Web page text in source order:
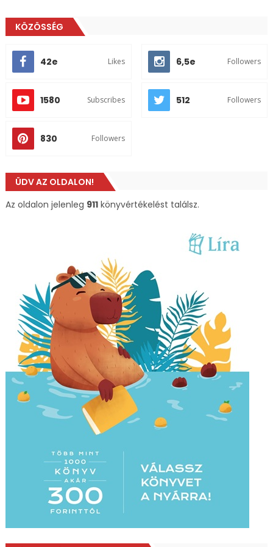
KÖZÖSSÉG
42e Likes 6,5e Followers
1580 Subscribes 512 Followers
830 Followers
ÜDV AZ OLDALON!
Az oldalon jelenleg 911könyvértékelést találsz.